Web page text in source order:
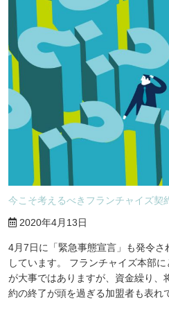
今こそ考えるべきフランチャイズ契
2020年4月13日
4月7日に「緊急事態宣言」も発令
しています。 フランチャイズ本部
が大事ではありますが、資金繰り、
約の終了が頭を過ぎる加盟者も表れ